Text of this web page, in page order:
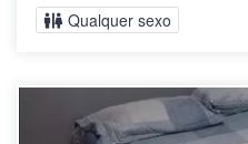
Qualquer sexo